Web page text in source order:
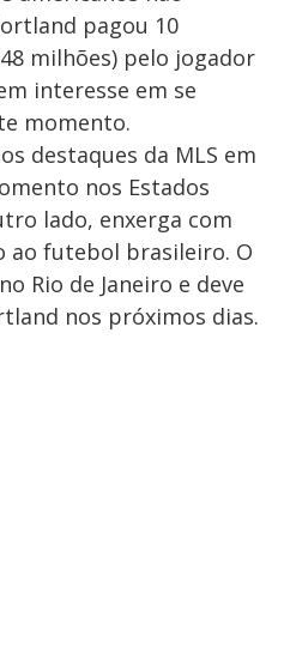
pagou 10
milhões) pelo jogador
interesse em se
momento.
destaques da MLS em
nos Estados
lado, enxerga com
ao futebol brasileiro. O
Rio de Janeiro e deve
nos próximos dias.